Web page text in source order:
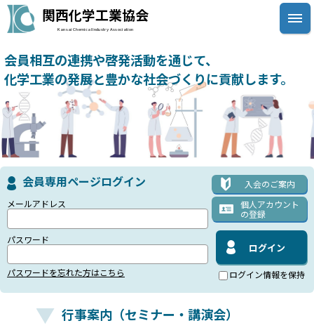
関西化学工業協会
Kansai Chemical Industry Association
会員相互の連携や啓発活動を通じて、
化学工業の発展と豊かな社会づくりに貢献します。
会員専用ページログイン
入会のご案内
個人アカウント
の登録
メールアドレス
パスワード
パスワードを忘れた方はこちら ログイン情報を保持
行事案内（セミナー・講演会）